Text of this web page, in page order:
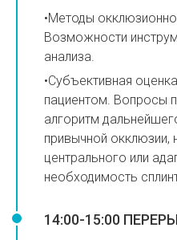
•Методы
Возможности
анализа.
•⁠Субъективная
пациентом. Вопросы
алгоритм
привычной окклюзии,
центрального или
необходимость
14:00-15:00